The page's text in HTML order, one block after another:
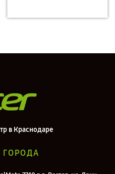
в Краснодаре
ГОРОДА